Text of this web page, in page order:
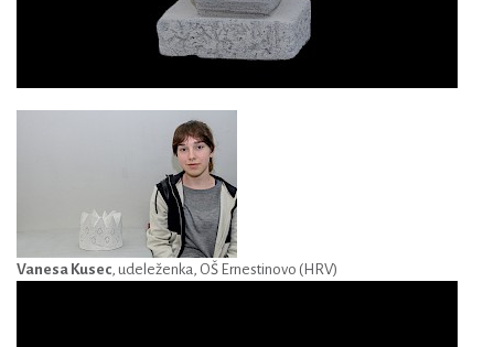
Vanesa Kusec, udeleženka, OŠ Ernestinovo (HRV)